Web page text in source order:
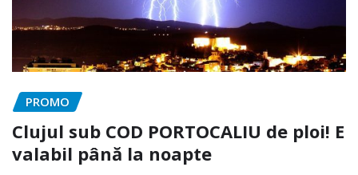
PROMO
Clujul sub COD PORTOCALIU de ploi! E
valabil până la noapte